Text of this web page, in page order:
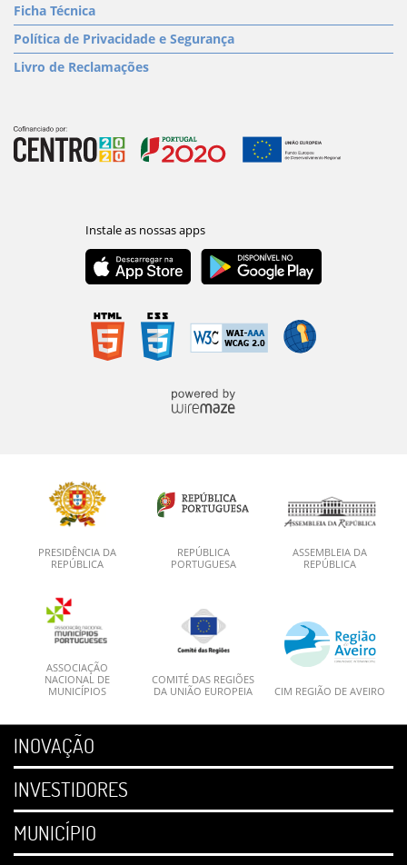
Ficha Técnica
Política de Privacidade e Segurança
Livro de Reclamações
PRESIDÊNCIA DA
REPÚBLICA
REPÚBLICA
PORTUGUESA
ASSEMBLEIA DA
REPÚBLICA
ASSOCIAÇÃO
NACIONAL DE
MUNICÍPIOS
COMITÉ DAS REGIÕES
DA UNIÃO EUROPEIA
CIM REGIÃO DE AVEIRO
INOVAÇÃO
INVESTIDORES
MUNICÍPIO